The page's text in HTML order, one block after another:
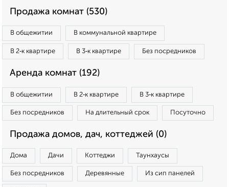
Продажа комнат (530)
В общежитии В коммунальной квартире
В 2‑к квартире В 3‑к квартире Без посредников
Аренда комнат (192)
В общежитии В 2‑к квартире В 3‑к квартире
Без посредников На длительный срок Посуточно
Продажа домов, дач, коттеджей (0)
Дома Дачи Коттеджи Таунхаусы
Без посредников Деревянные Из сип панелей